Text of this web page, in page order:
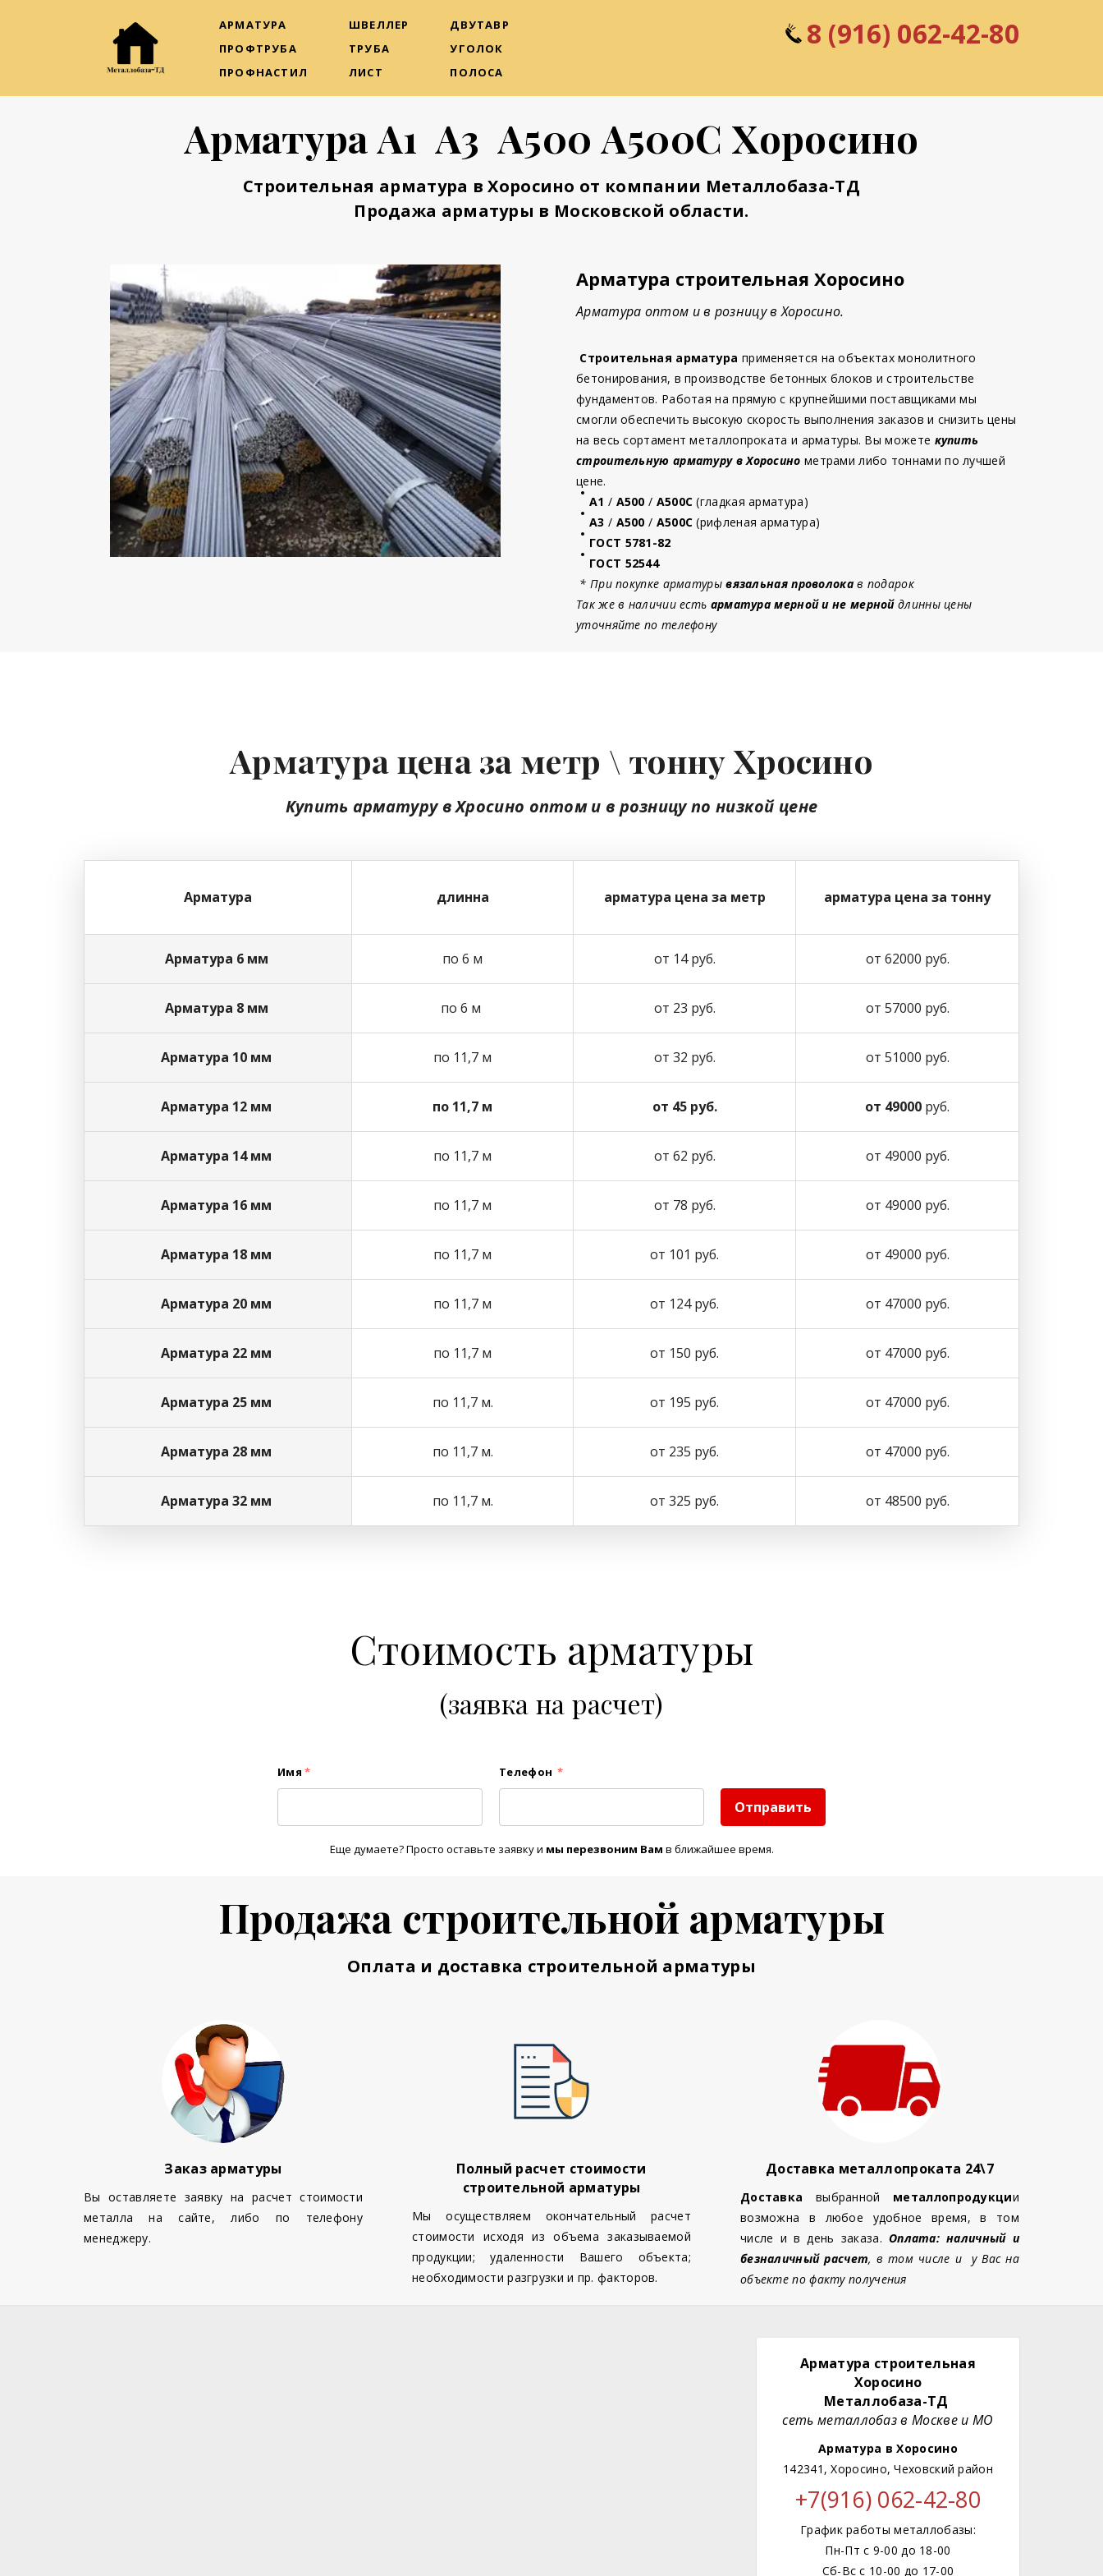
АРМАТУРА
ПРОФТРУБА
ПРОФНАСТИЛ
ШВЕЛЛЕР
ТРУБА
ЛИСТ
ДВУТАВР
УГОЛОК
ПОЛОСА
8 (916) 062-42-80
Арматура А1 А3 А500 А500С Хоросино
Строительная арматура в Хоросино от компании Металлобаза-ТД
Продажа арматуры в Московской области.
Арматура строительная Хоросино
Арматура оптом и в розницу в Хоросино.
Строительная арматура применяется на объектах монолитного
бетонирования, в производстве бетонных блоков и строительстве
фундаментов. Работая на прямую с крупнейшими поставщиками мы
смогли обеспечить высокую скорость выполнения заказов и снизить цены
на весь сортамент металлопроката и арматуры. Вы можете купить
строительную арматуру в Хоросино метрами либо тоннами по лучшей
цене.
А1 / А500 / А500С (гладкая арматура)
А3 / А500 / А500С (рифленая арматура)
ГОСТ 5781-82
ГОСТ 52544
* При покупке арматурывязальная проволокав подарок
Так же в наличии есть арматура мерной и не мернойдлинны цены
уточняйте по телефону
Арматура цена за метр \ тонну Хросино
Купить арматуру в Хросино оптоми в розницупо низкой цене
Арматура длинна арматура цена за метр арматура цена за тонну
Арматура 6 мм по 6 м от 14 руб. от 62000 руб.
Арматура 8 мм по 6 м от 23 руб. от 57000 руб.
Арматура 10 мм по 11,7 м от 32 руб. от 51000 руб.
Арматура 12 мм по 11,7 м от 45 руб. от 49000 руб.
Арматура 14 мм по 11,7 м от 62 руб. от 49000 руб.
Арматура 16 мм по 11,7 м от 78 руб. от 49000 руб.
Арматура 18 мм по 11,7 м от 101 руб. от 49000 руб.
Арматура 20 мм по 11,7 м от 124 руб. от 47000 руб.
Арматура 22 мм по 11,7 м от 150 руб. от 47000 руб.
Арматура 25 мм по 11,7 м. от 195 руб. от 47000 руб.
Арматура 28 мм по 11,7 м. от 235 руб. от 47000 руб.
Арматура 32 мм по 11,7 м. от 325 руб. от 48500 руб.
Стоимость арматуры
(заявка на расчет)
Имя * Телефон *
Отправить
Еще думаете? Просто оставьте заявку и мы перезвоним Вам в ближайшее время.
Продажа строительной арматуры
Оплата и доставка строительной арматуры
Заказ арматуры
Вы оставляете заявку на расчет стоимости
металла на сайте, либо по телефону
менеджеру.
Полный расчет стоимости
строительной арматуры
Мы осуществляем окончательный расчет
стоимости исходя из объема заказываемой
продукции; удаленности Вашего объекта;
необходимости разгрузки и пр. факторов.
Доставка металлопроката 24\7
Доставка выбранной металлопродукции
возможна в любое удобное время, в том
числе и в день заказа. Оплата: наличный и
безналичный расчет, в том числе и у Вас на
объекте по факту получения
Арматура строительная
Хоросино
Металлобаза-ТД
сеть металлобаз в Москве и МО
Арматура в Хоросино
142341, Хоросино, Чеховский район
+7(916) 062-42-80
График работы металлобазы:
Пн-Пт с 9-00 до 18-00
Сб-Вс с 10-00 до 17-00